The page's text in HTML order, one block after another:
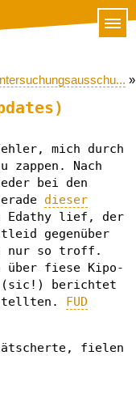
»
mich durch
zappen. Nach
bei den
dieser
Edathy lief, der
gegenüber
nur so troff.
über fiese Kipo-
(sic!) berichtet
FUD
fielen